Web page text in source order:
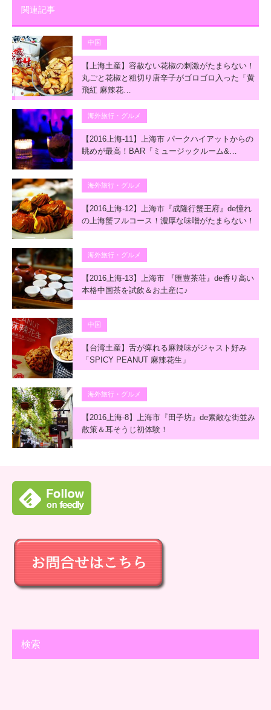
関連記事
中国
【上海土産】容赦ない花椒の刺激がたまらない！
丸ごと花椒と粗切り唐辛子がゴロゴロ入った「黄
飛紅 麻辣花…
海外旅行・グルメ
【2016上海-11】上海市 パークハイアットからの
眺めが最高！BAR『ミュージックルーム&…
海外旅行・グルメ
【2016上海-12】上海市『成隆行蟹王府』de憧れ
の上海蟹フルコース！濃厚な味噌がたまらない！
海外旅行・グルメ
【2016上海-13】上海市 『匯豊茶荘』de香り高い
本格中国茶を試飲＆お土産に♪
中国
【台湾土産】舌が痺れる麻辣味がジャスト好み
「SPICY PEANUT 麻辣花生」
海外旅行・グルメ
【2016上海-8】上海市『田子坊』de素敵な街並み
散策＆耳そうじ初体験！
検索